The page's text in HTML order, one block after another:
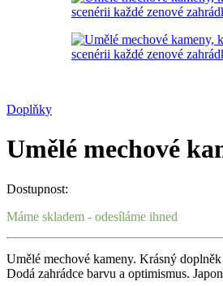
Doplňky
Umělé mechové
Dostupnost:
Máme skladem - odesíláme ihned
Umělé mechové kameny. Krásný
Dodá zahrádce barvu a optimismus.